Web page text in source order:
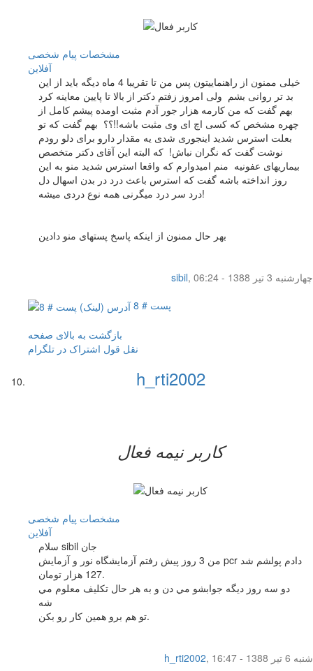
مشخصات پیام شخصی
آفلاين
خیلی ممنون از راهنماییتون پس من تا تقریبا 4 ماه دیگه باید از این
بد تر روانی بشم ولی امروز زفتم دکتر از بالا تا پایین معاینه کرد
بهم گفت که من کارمه هزار جور آدم مثبت اومده پیشم کامل از
چهره مشخص که کسی اچ ای وی مثبت باشه!!؟؟ بهم گفت که تو
بعلت استرس شدید اینجوری شدی یه مقدار دارو برای دلو رودم
نوشت گفت که نگران نباش! که البته این آقای دکتر متخصص
بیماریهای عفونیه منم امیدوارم که واقعا استرس شدید منو به این
روز انداخته باشه گفت که استرس باعث درد در بدن اسهال دل
درد سر درد میگرنی همه نوع دردی میشه!
بهر حال ممنون از اینکه پاسخ پستهای منو دادین
sibil,
چهار‌شنبه 3 تیر 1388 - 06:24
پست # 8
بازگشت به بالای صفحه
نقل قول اشتراک در تلگرام
h_rti2002
کاربر نيمه فعال
مشخصات پیام شخصی
آفلاين
سلام sibil جان
من 3 روز پيش رفتم آزمايشگاه نور و آزمايش pcr دادم پولشم شد
127 هزار تومان.
دو سه روز ديگه جوابشو مي دن و به هر حال تكليف معلوم مي
شه
تو هم برو همين كار رو بكن.
h_rti2002,
شنبه 6 تیر 1388 - 16:47